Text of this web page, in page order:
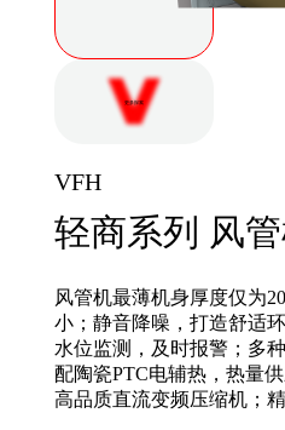
更多探索
VFH
轻商系列 风
风管机最薄机身厚度仅为
小；静音降噪，打造舒适
水位监测，及时报警；多
配陶瓷PTC电辅热，热量
高品质直流变频压缩机；